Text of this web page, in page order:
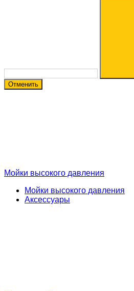
Отменить
Мойки высокого давления
Мойки высокого давления
Аксессуары